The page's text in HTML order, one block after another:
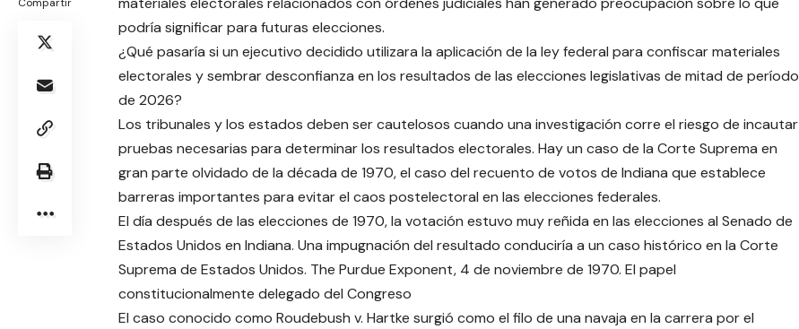
Compartir
podría significar para futuras elecciones.
¿Qué pasaría si un ejecutivo decidido utilizara la aplicación de la ley federal para confiscar materiales
electorales y sembrar desconfianza en los resultados de las elecciones legislativas de mitad de período
de 2026?
Los tribunales y los estados deben ser cautelosos cuando una investigación corre el riesgo de incautar
pruebas necesarias para determinar los resultados electorales. Hay un caso de la Corte Suprema en
gran parte olvidado de la década de 1970, el caso del recuento de votos de Indiana que establece
barreras importantes para evitar el caos postelectoral en las elecciones federales.
El día después de las elecciones de 1970, la votación estuvo muy reñida en las elecciones al Senado de
Estados Unidos en Indiana. Una impugnación del resultado conduciría a un caso histórico en la Corte
Suprema de Estados Unidos. The Purdue Exponent, 4 de noviembre de 1970. El papel
constitucionalmente delegado del Congreso
El caso conocido como Roudebush v. Hartke surgió como el filo de una navaja en la carrera por el